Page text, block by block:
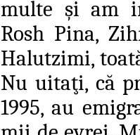
multe şi am
Rosh Pina,
Halutzimi,
Nu uitaţi, că
1995, au